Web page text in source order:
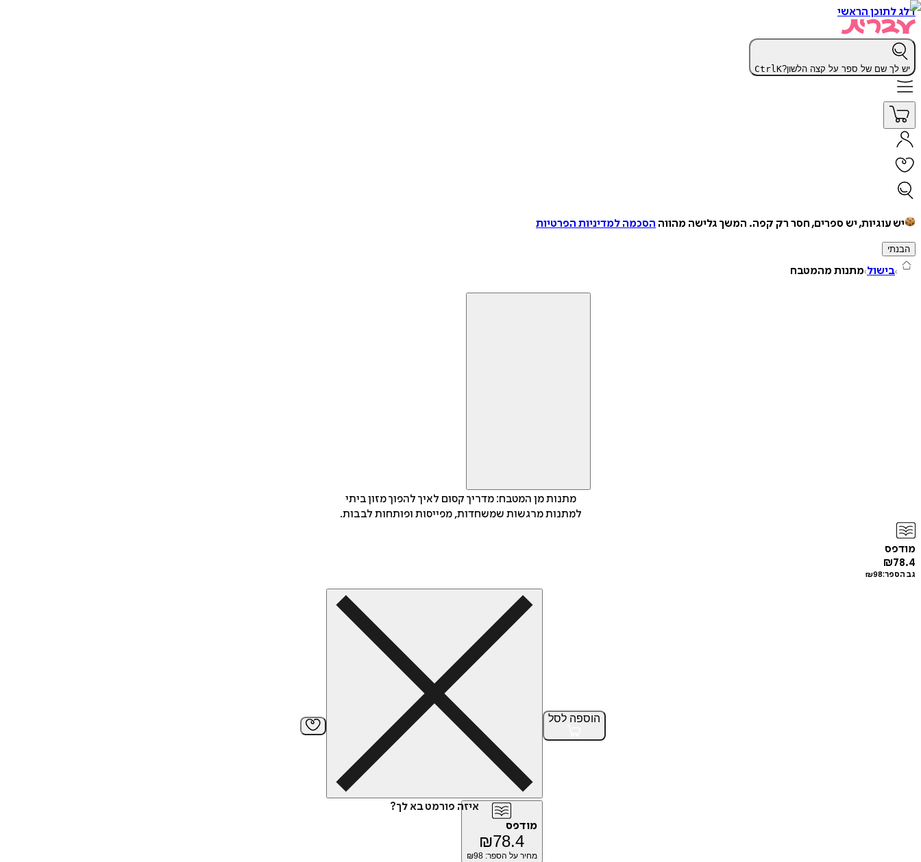
דלג לתוכן הראשי
יש לך שם של ספר על קצה הלשון? CtrlK
יש עוגיות, יש ספרים, חסר רק קפה. המשך גלישה מהווה הסכמה למדיניות הפרטיות
הבנתי
בישול מתנות מהמטבח
מתנות מן המטבח: מדריך קסום לאיך להפוך מזון ביתי
למתנות מרגשות שמשחדות, מפייסות ופותחות לבבות.
מודפס
₪78.4
גב הספר: ₪98
הוספה לסל
איזה פורמט בא לך?
מודפס
₪78.4
מחיר על הספר: ₪98